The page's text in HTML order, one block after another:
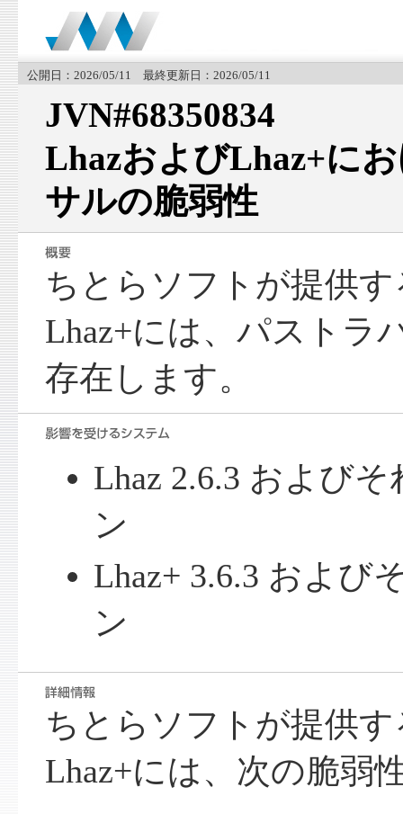
公開日：2026/05/11 最終更新日：2026/05/11
JVN#68350834
LhazおよびLhaz+に
サルの脆弱性
ちとらソフトが提供す
Lhaz+には、パストラ
存在します。
Lhaz 2.6.3 および
ン
Lhaz+ 3.6.3 および
ン
ちとらソフトが提供す
Lhaz+には、次の脆弱